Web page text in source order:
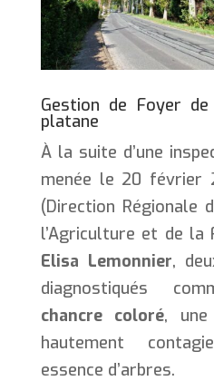
Gestion de Foyer
platane
À la suite d’une
menée le 20 février
(Direction Régionale
l’Agriculture et de la
Elisa Lemonnier,
diagnostiqués
chancre coloré,
hautement
essence d’arbres.